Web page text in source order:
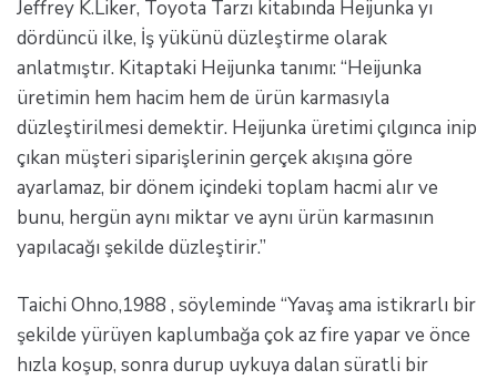
Jeffrey K.Liker, Toyota Tarzı kitabında Heijunka yı
dördüncü ilke, İş yükünü düzleştirme olarak
anlatmıştır. Kitaptaki Heijunka tanımı: “Heijunka
üretimin hem hacim hem de ürün karmasıyla
düzleştirilmesi demektir. Heijunka üretimi çılgınca inip
çıkan müşteri siparişlerinin gerçek akışına göre
ayarlamaz, bir dönem içindeki toplam hacmi alır ve
bunu, hergün aynı miktar ve aynı ürün karmasının
yapılacağı şekilde düzleştirir.”
Taichi Ohno,1988 , söyleminde “Yavaş ama istikrarlı bir
şekilde yürüyen kaplumbağa çok az fire yapar ve önce
hızla koşup, sonra durup uykuya dalan süratli bir